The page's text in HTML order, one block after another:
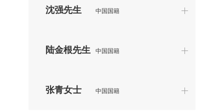
沈强先生 中国国籍
陆金根先生 中国国籍
张青女士 中国国籍